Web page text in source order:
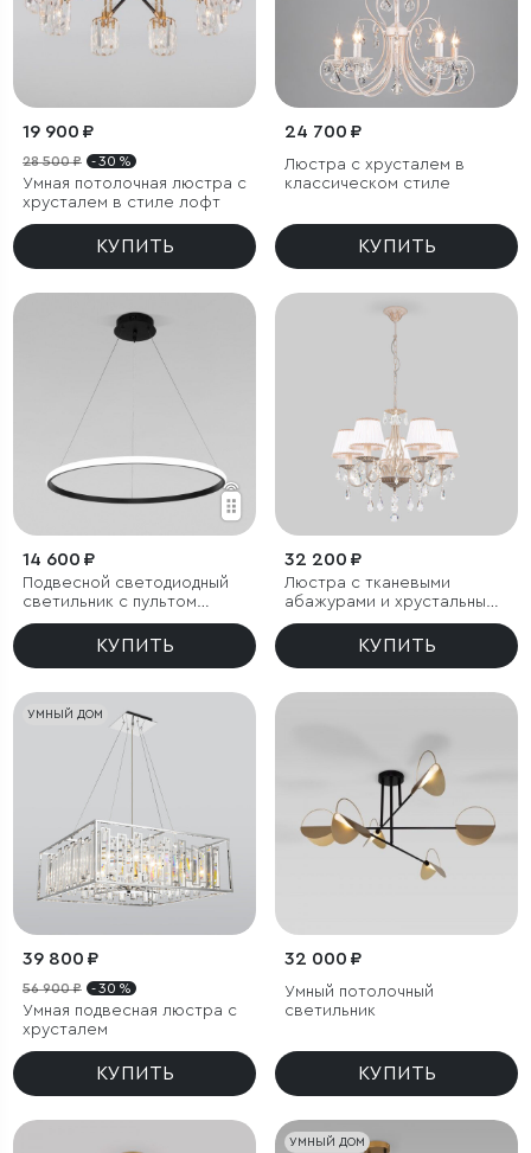
19 900 ₽
28 500 ₽ - 30 %
Умная потолочная люстра с
хрусталем в стиле лофт
КУПИТЬ
24 700 ₽
Люстра с хрусталем в
классическом стиле
КУПИТЬ
14 600 ₽
Подвесной светодиодный
светильник с пультом
управления
КУПИТЬ
32 200 ₽
Люстра с тканевыми
абажурами и хрустальными
подвесками
КУПИТЬ
УМНЫЙ ДОМ
39 800 ₽
56 900 ₽ - 30 %
Умная подвесная люстра с
хрусталем
КУПИТЬ
32 000 ₽
Умный потолочный
светильник
КУПИТЬ
УМНЫЙ ДОМ